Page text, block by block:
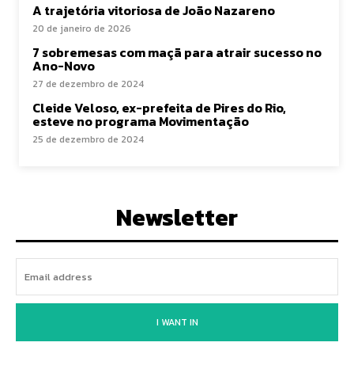
A trajetória vitoriosa de João Nazareno
20 de janeiro de 2026
7 sobremesas com maçã para atrair sucesso no
Ano-Novo
27 de dezembro de 2024
Cleide Veloso, ex-prefeita de Pires do Rio,
esteve no programa Movimentação
25 de dezembro de 2024
Newsletter
I WANT IN